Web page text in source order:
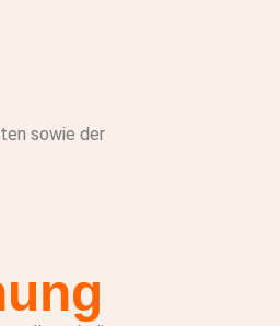
sowie der